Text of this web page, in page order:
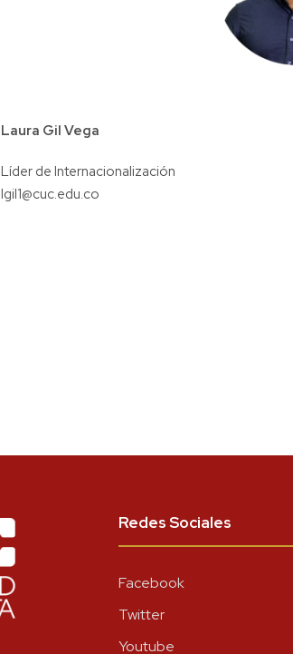
Laura Gil Vega
Líder de Internacionalización
lgil1@cuc.edu.co
Redes Sociales
Facebook
Twitter
Youtube